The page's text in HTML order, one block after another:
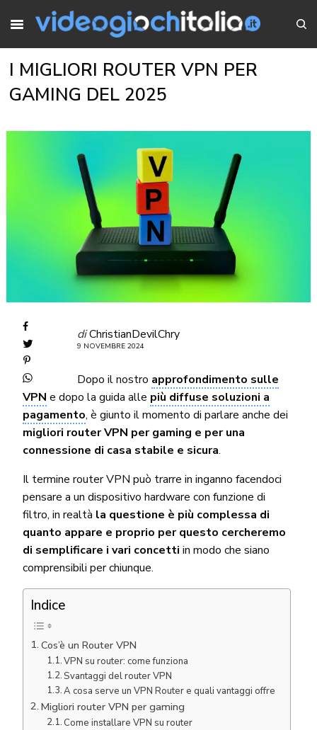
I MIGLIORI ROUTER VPN PER
GAMING DEL 2025
diChristianDevilChry
9 NOVEMBRE 2024
Dopo il nostro approfondimento sulle
VPN e dopo la guida alle più diffuse soluzioni a
pagamento, è giunto il momento di parlare anche dei
migliori router VPN per gaming e per una
connessione di casa stabile e sicura.
Il termine router VPN può trarre in inganno facendoci
pensare a un dispositivo hardware con funzione di
filtro, in realtà la questione è più complessa di
quanto appare e proprio per questo cercheremo
di semplificare i vari concetti in modo che siano
comprensibili per chiunque.
Indice
Cos’è un Router VPN
VPN su router: come funziona
Svantaggi del router VPN
A cosa serve un VPN Router e quali vantaggi offre
Migliori router VPN per gaming
Come installare VPN su router